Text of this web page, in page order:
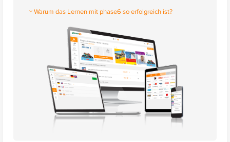
Warum das Lernen mit phase6 so erfolgreich ist?